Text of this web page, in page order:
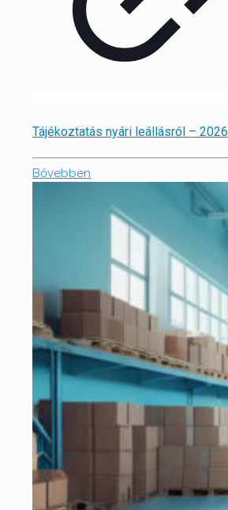
Tájékoztatás nyári leállásról – 2026
Bővebben